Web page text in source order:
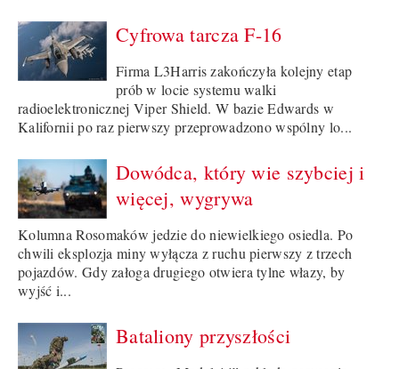
Cyfrowa tarcza F-16
Firma L3Harris zakończyła kolejny etap
prób w locie systemu walki
radioelektronicznej Viper Shield. W bazie Edwards w
Kalifornii po raz pierwszy przeprowadzono wspólny lo...
Dowódca, który wie szybciej i
więcej, wygrywa
Kolumna Rosomaków jedzie do niewielkiego osiedla. Po
chwili eksplozja miny wyłącza z ruchu pierwszy z trzech
pojazdów. Gdy załoga drugiego otwiera tylne włazy, by
wyjść i...
Bataliony przyszłości